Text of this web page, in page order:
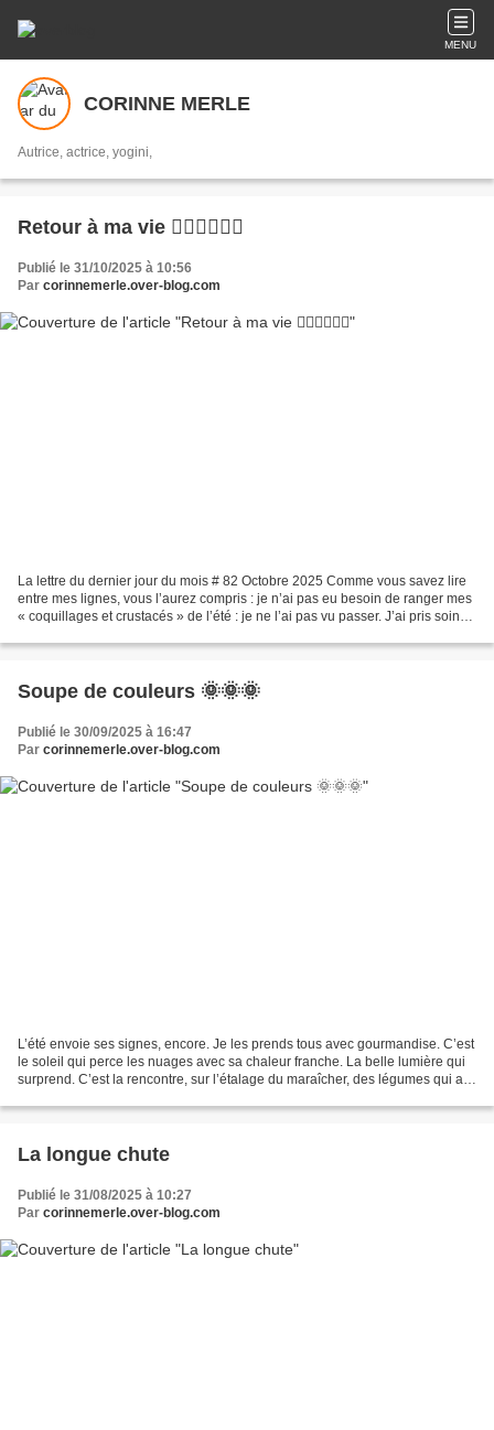
MENU
CORINNE MERLE
Autrice, actrice, yogini,
Retour à ma vie 🦹‍♀️🦹‍♀️🦹‍♀️
Publié le 31/10/2025 à 10:56
Par corinnemerle.over-blog.com
La lettre du dernier jour du mois # 82 Octobre 2025 Comme vous savez lire
entre mes lignes, vous l’aurez compris : je n’ai pas eu besoin de ranger mes
« coquillages et crustacés » de l’été : je ne l’ai pas vu passer. J’ai pris soin
Soupe de couleurs 🌞🌞🌞
Publié le 30/09/2025 à 16:47
Par corinnemerle.over-blog.com
L’été envoie ses signes, encore. Je les prends tous avec gourmandise. C’est
le soleil qui perce les nuages avec sa chaleur franche. La belle lumière qui
surprend. C’est la rencontre, sur l’étalage du maraîcher, des légumes qui a
La longue chute
Publié le 31/08/2025 à 10:27
Par corinnemerle.over-blog.com